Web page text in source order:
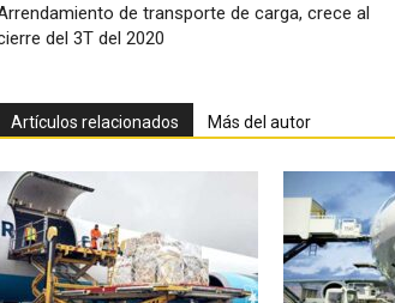
de transporte de carga, crece al
del 3T del 2020
Artículos relacionados Más del autor